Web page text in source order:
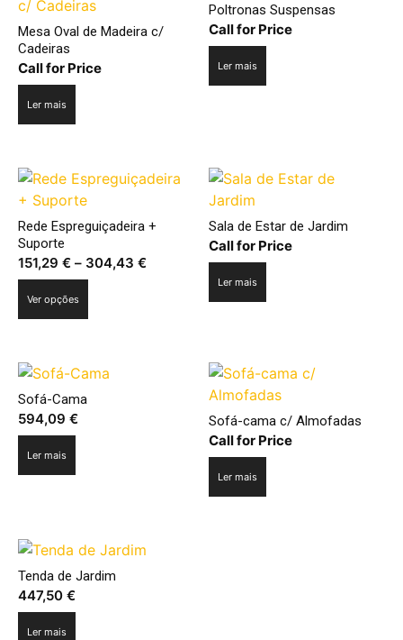
Mesa Oval de Madeira c/
Cadeiras
Call for Price
Ler mais
Poltronas Suspensas
Call for Price
Ler mais
Rede Espreguiçadeira +
Suporte
151,29 € – 304,43 €Price
Ver opções
variants.
product
page
Sala de Estar de Jardim
Call for Price
Ler mais
Sofá-Cama
594,09 €
Ler mais
Sofá-cama c/ Almofadas
Call for Price
Ler mais
Tenda de Jardim
447,50 €
Ler mais